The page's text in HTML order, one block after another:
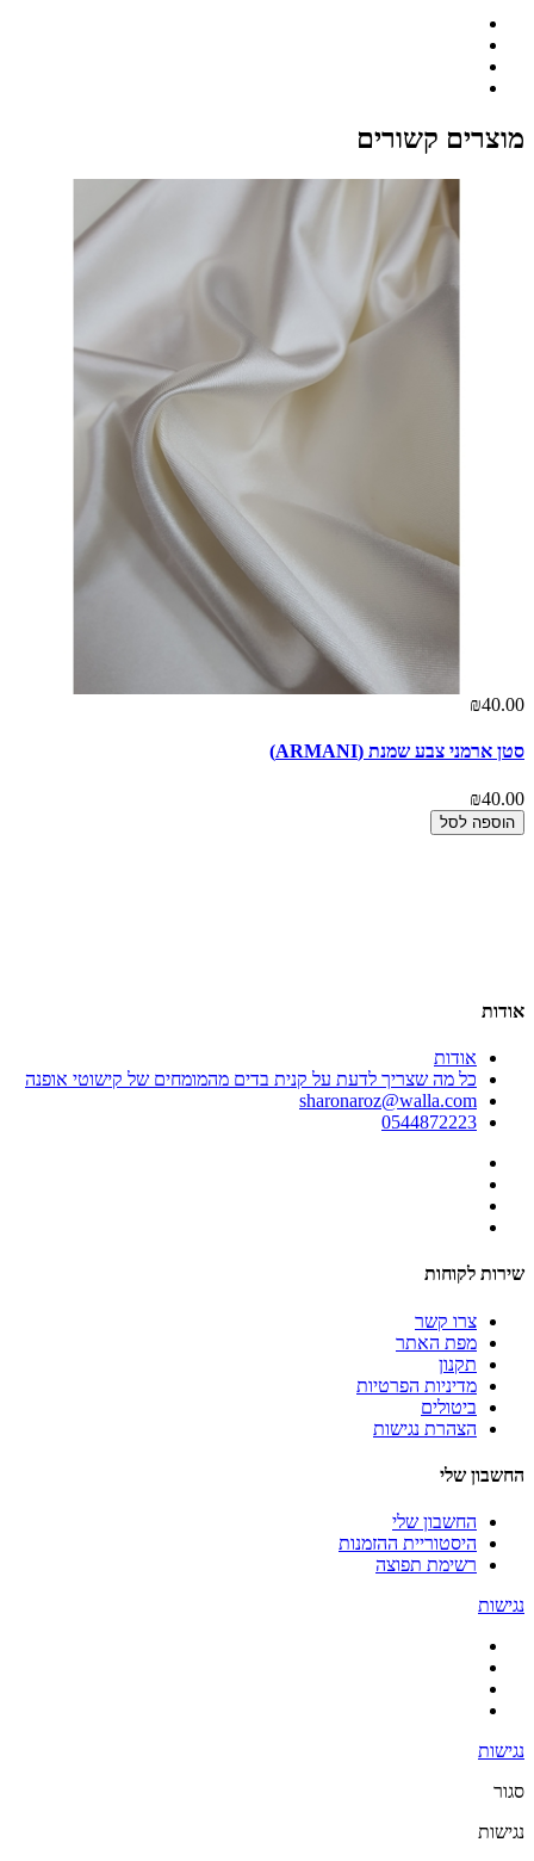
מוצרים קשורים
₪40.00
סטן ארמני צבע שמנת (ARMANI)
₪40.00
הוספה לסל
אודות
אודות
כל מה שצריך לדעת על קנית בדים מהמומחים של קישוטי אופנה
sharonaroz@walla.com
0544872223
שירות לקוחות
צרו קשר
מפת האתר
תקנון
מדיניות הפרטיות
ביטולים
הצהרת נגישות
החשבון שלי
החשבון שלי
היסטוריית ההזמנות
רשימת תפוצה
נגישות
נגישות
סגור
נגישות